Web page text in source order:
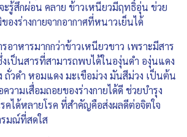
ะรู้สึกผ่อน คลาย ข้าวเหนียวมีฤทธิ์อุ่น ข่วย
งร่างกายจากอากาศที่หนาวเย็นได้
อาหารมากกว่าข้าวเหนียวขาว เพราะมีสาร
เป็นสารที่สามารถพบได้ในองุ่นดำ องุ่นแดง
ถั่วดำ หอมแดง มะเขือม่วง มันสีม่วง เป็นต้น
ามเสื่อมถอยของร่างกายได้ดี ช่วยบำรุง
คได้หลายโรค ที่สำคัญคือส่งผลดีต่อจิตใจ
รมณ์ที่สดใส